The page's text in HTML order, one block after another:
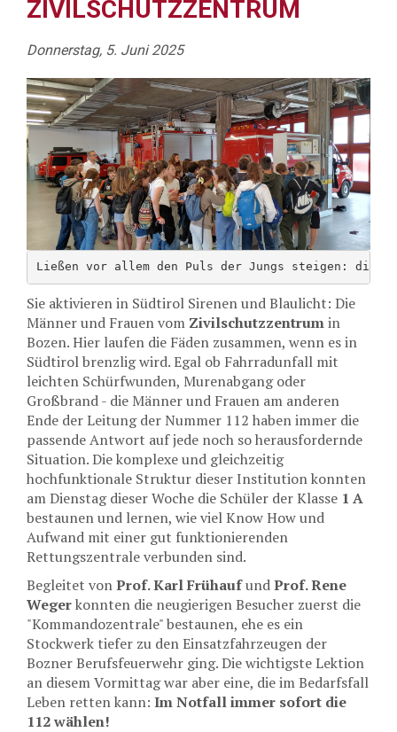
ZIVILSCHUTZZENTRUM
Donnerstag, 5. Juni 2025
Ließen vor allem den Puls der Jungs steigen: die
Sie aktivieren in Südtirol Sirenen und Blaulicht: Die
Männer und Frauen vom Zivilschutzzentrumin
Bozen. Hier laufen die Fäden zusammen, wenn es in
Südtirol brenzlig wird. Egal ob Fahrradunfall mit
leichten Schürfwunden, Murenabgang oder
Großbrand - die Männer und Frauen am anderen
Ende der Leitung der Nummer 112 haben immer die
passende Antwort auf jede noch so herausfordernde
Situation. Die komplexe und gleichzeitig
hochfunktionale Struktur dieser Institution konnten
am Dienstag dieser Woche die Schüler der Klasse 1 A
bestaunen und lernen, wie viel Know How und
Aufwand mit einer gut funktionierenden
Rettungszentrale verbunden sind.
Begleitet vonProf. Karl FrühaufundProf. Rene
Wegerkonnten die neugierigen Besucher zuerst die
"Kommandozentrale" bestaunen, ehe es ein
Stockwerk tiefer zu den Einsatzfahrzeugen der
Bozner Berufsfeuerwehr ging. Die wichtigste Lektion
an diesem Vormittag war aber eine, die im Bedarfsfall
Leben retten kann: Im Notfall immer sofort die
112 wählen!